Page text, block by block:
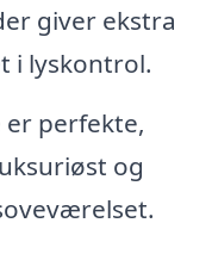
giver ekstra
i lyskontrol.
er perfekte,
og